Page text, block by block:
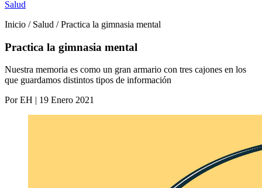
Salud
Inicio / Salud / Practica la gimnasia mental
Practica la gimnasia mental
Nuestra memoria es como un gran armario con tres cajones en los
que guardamos distintos tipos de información
Por EH | 19 Enero 2021